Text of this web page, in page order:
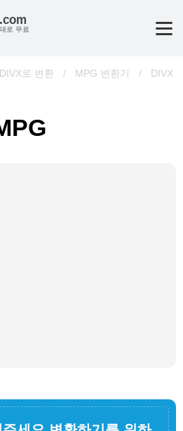
로 무료
DIVX로 변환 / MPG 변환기 /
DIVX